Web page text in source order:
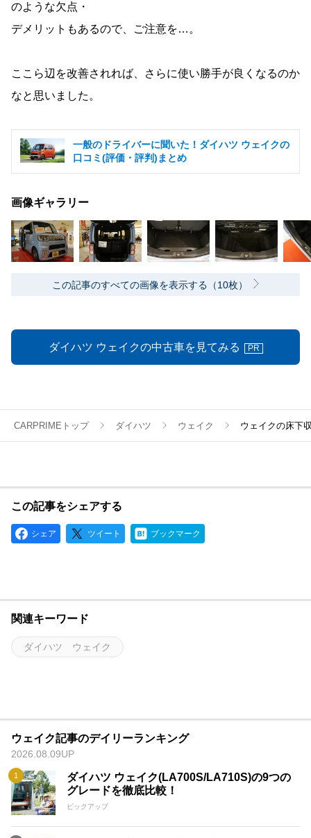
のような欠点・
デメリットもあるので、ご注意を…。
ここら辺を改善されれば、さらに使い勝手が良くなるのか
なと思いました。
一般のドライバーに聞いた！ダイハツ ウェイクの
口コミ(評価・評判)まとめ
画像ギャラリー
この記事のすべての画像を表示する（10枚）
ダイハツ ウェイクの中古車を見てみる PR
CARPRIMEトップ ダイハツ ウェイク ウェイクの床下
この記事をシェアする
シェア ツイート ブックマーク
関連キーワード
ダイハツ ウェイク
ウェイク記事のデイリーランキング
2026.08.09UP
ダイハツ ウェイク(LA700S/LA710S)の9つの
グレードを徹底比較！
ピックアップ